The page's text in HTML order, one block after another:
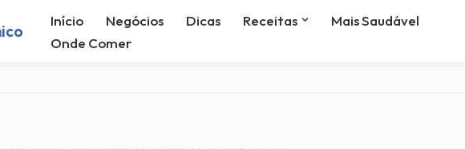
Início Negócios Dicas Receitas
Mais Saudável
Onde Comer